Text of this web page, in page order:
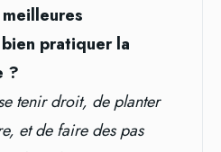
pratiquer la
?
tenir droit, de planter
et de faire des pas